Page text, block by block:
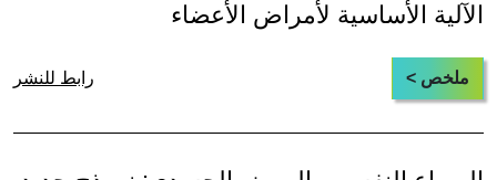
الآلية الأساسية لأمراض الأعضاء
ملخص > رابط للنشر